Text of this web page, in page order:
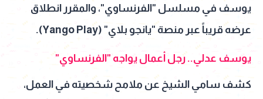
يوسف في مسلسل "الفرنساوي"، والمقرر انطلاق
عرضه قريباً عبر منصة "يانجو بلاي" (Yango Play).
يوسف عدلي.. رجل أعمال يواجه "الفرنساوي"
كشف سامي الشيخ عن ملامح شخصيته في العمل،